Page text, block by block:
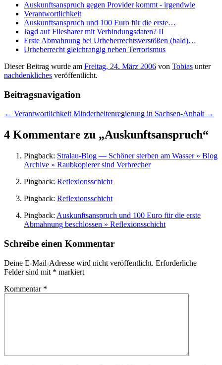
Auskunftsanspruch gegen Provider kommt - irgendwie
Verantwortlichkeit
Auskunftsanspruch und 100 Euro für die erste…
Jagd auf Filesharer mit Verbindungsdaten? II
Erste Abmahnung bei Urheberrechtsverstößen (bald)…
Urheberrecht gleichrangig neben Terrorismus
Dieser Beitrag wurde am Freitag, 24. März 2006 von Tobias unter
nachdenkliches veröffentlicht.
Beitragsnavigation
← Verantwortlichkeit Minderheitenregierung in Sachsen-Anhalt →
4 Kommentare zu „Auskunftsanspruch“
Pingback: Stralau-Blog — Schöner sterben am Wasser » Blog
Archive » Raubkopierer sind Verbrecher
Pingback: Reflexionsschicht
Pingback: Reflexionsschicht
Pingback: Auskunftsanspruch und 100 Euro für die erste
Abmahnung beschlossen » Reflexionsschicht
Schreibe einen Kommentar
Deine E-Mail-Adresse wird nicht veröffentlicht. Erforderliche
Felder sind mit * markiert
Kommentar *